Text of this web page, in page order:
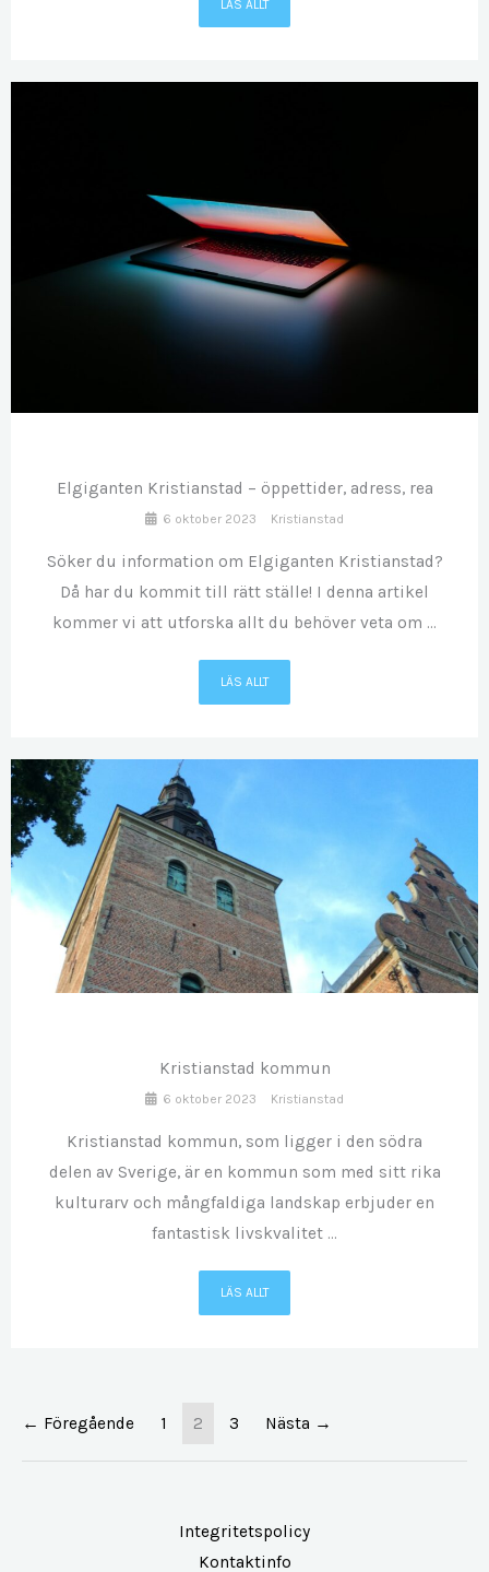
LÄS ALLT
Elgiganten Kristianstad – öppettider, adress, rea
6 oktober 2023 Kristianstad
Söker du information om Elgiganten Kristianstad?
Då har du kommit till rätt ställe! I denna artikel
kommer vi att utforska allt du behöver veta om ...
LÄS ALLT
OKT
Kristianstad kommun
6 oktober 2023 Kristianstad
Kristianstad kommun, som ligger i den södra
delen av Sverige, är en kommun som med sitt rika
kulturarv och mångfaldiga landskap erbjuder en
fantastisk livskvalitet ...
LÄS ALLT
← Föregående 1 2 3 Nästa →
Integritetspolicy
Kontaktinfo